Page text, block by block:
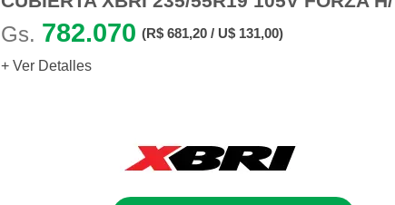
Gs. 782.070 (R$ 681,20 / U$ 131,00)
+ Ver Detalles